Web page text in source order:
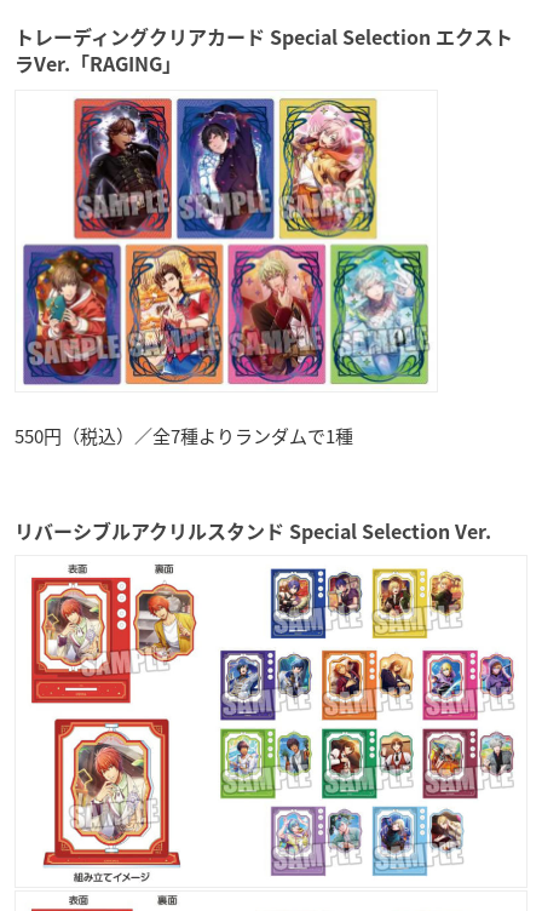
トレーディングクリアカード Special Selection エクスト
ラVer.「RAGING」
550円（税込）／全7種よりランダムで1種
リバーシブルアクリルスタンド Special Selection Ver.